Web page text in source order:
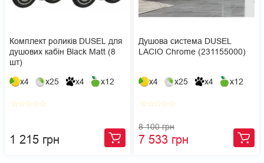
Комплект роликів DUSEL для
душових кабін Black Matt (8
шт)
x4 x25 x4 x12
star_borderstar_borderstar_borderstar_borderstar_border
1 215 грн
Душова система DUSEL
LACIO Chrome (231155000)
x4 x25 x4 x12
star_borderstar_borderstar_borderstar_borderstar_border
8 100 грн
7 533 грн